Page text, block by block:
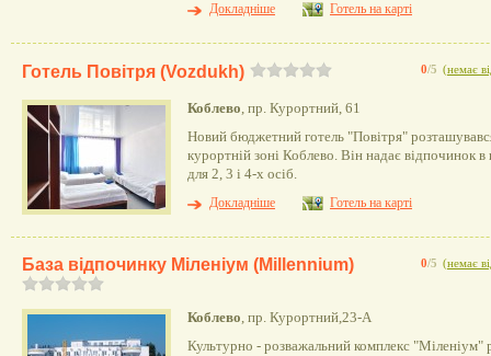
Докладніше
Готель на карті
0/5 (немає
Готель Повітря (Vozdukh)
Коблево, пр. Курортний, 61
Новий бюджетний готель "Повітря"
курортній зоні Коблево. Він надає відпочинок
для 2, 3 і 4-х осіб.
Докладніше
Готель на карті
0/5 (немає
База відпочинку Міленіум (Millennium)
Коблево, пр. Курортний,23-А
Культурно - розважальний комплекс "Міленіум"